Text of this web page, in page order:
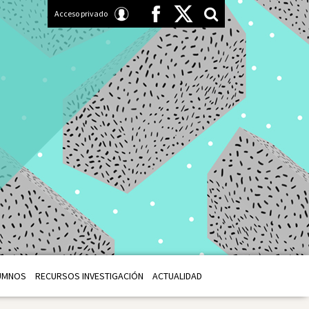
Acceso privado
RECURSOS INVESTIGACIÓN ACTUALIDAD